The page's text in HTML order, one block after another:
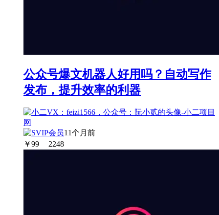
公众号爆文机器人好用吗？自动写作
发布，提升效率的利器
11个月前
￥99 2248